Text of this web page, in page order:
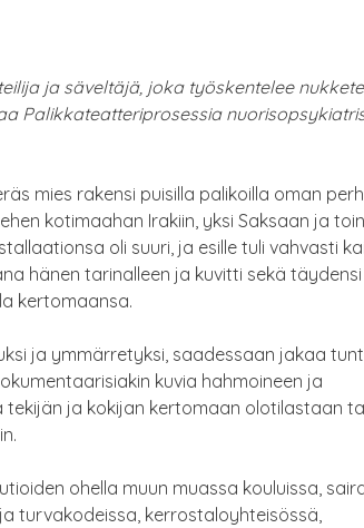
ja säveltäjä, joka työskentelee
Palikkateatteriprosessia
mies rakensi puisilla palikoilla oman
kotimaahan Irakiin, yksi Saksaan ja
oli suuri, ja esille tuli vahvasti
hänen tarinalleen ja kuvitti sekä täydensi
kertomaansa.
ja ymmärretyksi, saadessaan jakaa
kuvia hahmoineen ja
ja kokijan kertomaan olotilastaan
ohella muun muassa kouluissa,
turvakodeissa, kerrostaloyhteisössä,